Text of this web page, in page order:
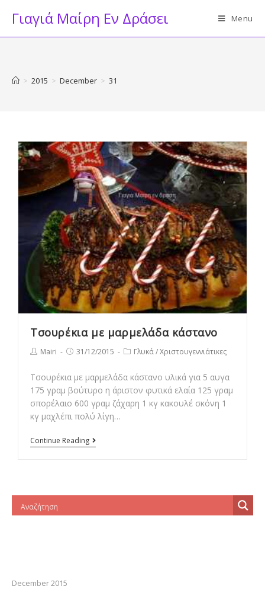
content
Γιαγιά Μαίρη Εν Δράσει Menu
> 2015 > December > 31
Τσουρέκια με μαρμελάδα κάστανο
PostMairi
Post31/12/2015
PostΓλυκά/Χριστουγεννιάτικες
Τσουρέκια με μαρμελάδα κάστανο υλικά για 5 αυγα
175 γραμ βούτυρο η άριστον φυτικά ελαία 125 γραμ
σπορέλαιο 600 γραμ ζάχαρη 1 κγ κακουλέ σκόνη 1
κγ μαχλέπι πολύ λίγη…
Continue Reading Τσουρέκια
December 2015